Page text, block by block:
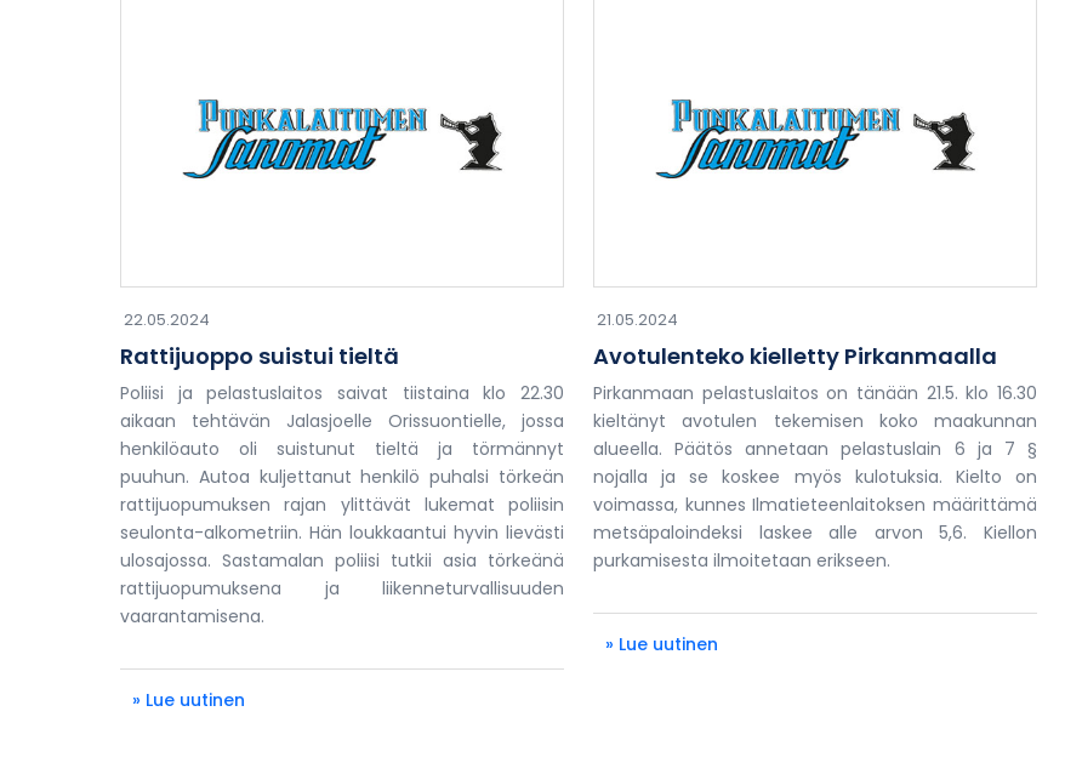
22.05.2024
Rattijuoppo suistui tieltä
Poliisi ja pelastuslaitos saivat tiistaina klo 22.30
aikaan tehtävän Jalasjoelle Orissuontielle, jossa
henkilöauto oli suistunut tieltä ja törmännyt
puuhun. Autoa kuljettanut henkilö puhalsi törkeän
rattijuopumuksen rajan ylittävät lukemat poliisin
seulonta-alkometriin. Hän loukkaantui hyvin lievästi
ulosajossa. Sastamalan poliisi tutkii asia törkeänä
rattijuopumuksena ja liikenneturvallisuuden
vaarantamisena.
» Lue uutinen
21.05.2024
Avotulenteko kielletty Pirkanmaalla
Pirkanmaan pelastuslaitos on tänään 21.5. klo 16.30
kieltänyt avotulen tekemisen koko maakunnan
alueella. Päätös annetaan pelastuslain 6 ja 7 §
nojalla ja se koskee myös kulotuksia. Kielto on
voimassa, kunnes Ilmatieteenlaitoksen määrittämä
metsäpaloindeksi laskee alle arvon 5,6. Kiellon
purkamisesta ilmoitetaan erikseen.
» Lue uutinen